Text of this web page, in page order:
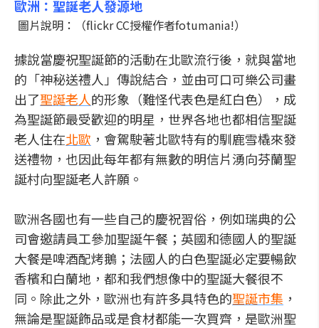
歐洲：聖誕老人發源地
圖片說明：（flickr CC授權作者fotumania!）
據說當慶祝聖誕節的活動在北歐流行後，就與當地
的「神秘送禮人」傳說結合，並由可口可樂公司畫
出了聖誕老人的形象（難怪代表色是紅白色），成
為聖誕節最受歡迎的明星，世界各地也都相信聖誕
老人住在北歐 ，會駕駛著北歐特有的馴鹿雪橇來發
送禮物，也因此每年都有無數的明信片湧向芬蘭聖
誕村向聖誕老人許願。
歐洲各國也有一些自己的慶祝習俗，例如瑞典的公
司會邀請員工參加聖誕午餐；英國和德國人的聖誕
大餐是啤酒配烤鵝；法國人的白色聖誕必定要暢飲
香檳和白蘭地，都和我們想像中的聖誕大餐很不
同。除此之外，歐洲也有許多具特色的聖誕市集 ，
無論是聖誕飾品或是食材都能一次買齊，是歐洲聖